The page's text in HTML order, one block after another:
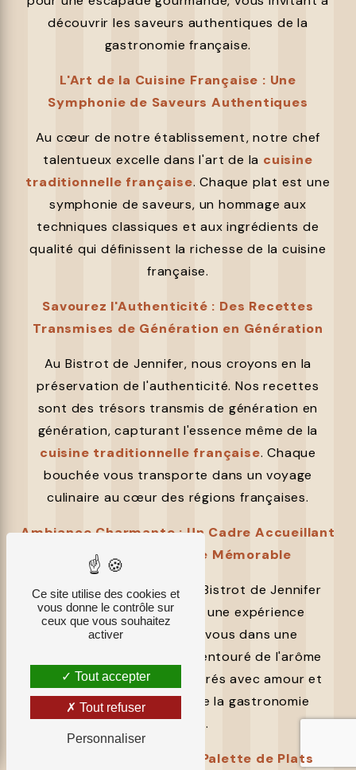
découvrir les saveurs authentiques de la
gastronomie française.
L'Art de la Cuisine Française : Une
Symphonie de Saveurs Authentiques
Au cœur de notre établissement, notre chef
talentueux excelle dans l'art de la cuisine
traditionnelle française. Chaque plat est une
symphonie de saveurs, un hommage aux
techniques classiques et aux ingrédients de
qualité qui définissent la richesse de la cuisine
française.
Savourez l'Authenticité : Des Recettes
Transmises de Génération en Génération
Au Bistrot de Jennifer, nous croyons en la
préservation de l'authenticité. Nos recettes
sont des trésors transmis de génération en
génération, capturant l'essence même de la
cuisine traditionnelle française. Chaque
bouchée vous transporte dans un voyage
culinaire au cœur des régions françaises.
Ambiance Charmante : Un Cadre Accueillant
pour une Expérience Mémorable
L'ambiance charmante du Bistrot de Jennifer
crée le cadre idéal pour une expérience
mémorable. Détendez-vous dans une
atmosphère chaleureuse, entouré de l'arôme
envoûtant des plats préparés avec amour et
dévouement pour l'art de la gastronomie
française.
Menu Gourmand : Une Palette de Plats
Ce site utilise des cookies et
vous donne le contrôle sur
ceux que vous souhaitez
activer
Tout accepter
Tout refuser
Personnaliser